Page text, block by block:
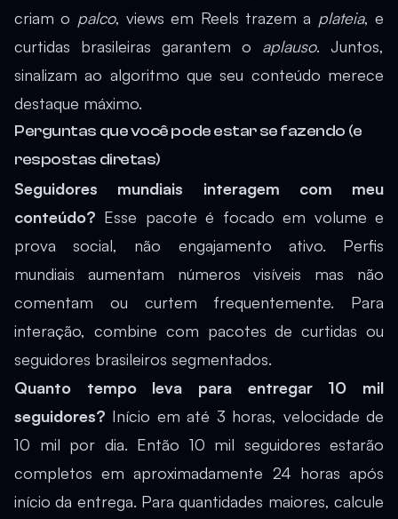
criam o palco, views em Reels trazem a plateia, e
curtidas brasileiras garantem o aplauso. Juntos,
sinalizam ao algoritmo que seu conteúdo merece
destaque máximo.
Perguntas que você pode estar se fazendo (e
respostas diretas)
Seguidores mundiais interagem com meu
conteúdo? Esse pacote é focado em volume e
prova social, não engajamento ativo. Perfis
mundiais aumentam números visíveis mas não
comentam ou curtem frequentemente. Para
interação, combine com pacotes de curtidas ou
seguidores brasileiros segmentados.
Quanto tempo leva para entregar 10 mil
seguidores? Início em até 3 horas, velocidade de
10 mil por dia. Então 10 mil seguidores estarão
completos em aproximadamente 24 horas após
início da entrega. Para quantidades maiores, calcule